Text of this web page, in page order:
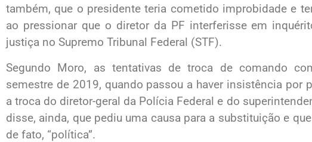
também, que o presidente teria cometido improbidade e
ao pressionar que o diretor da PF interferisse em
justiça no Supremo Tribunal Federal (STF).
Segundo Moro, as tentativas de troca de comando
semestre de 2019, quando passou a haver insistência por
a troca do diretor-geral da Polícia Federal e do
disse, ainda, que pediu uma causa para a substituição e
de fato, “política”.